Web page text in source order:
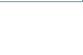
Czat Konto